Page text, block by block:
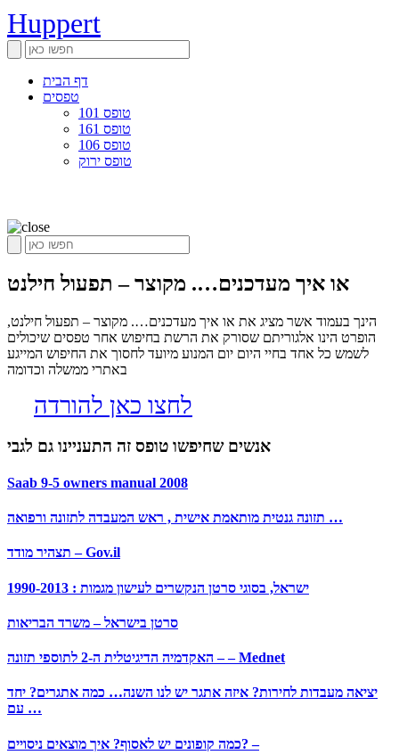
Huppert
דף הבית
טפסים
טופס 101
טופס 161
טופס 106
טופס ירוק
או איך מעדכנים…. מקוצר – תפעול חילנט
הינך בעמוד אשר מציג את או איך מעדכנים…. מקוצר – תפעול חילנט,
הופרט הינו אלגוריתם שסורק את הרשת בחיפוש אחר טפסים שיכולים
לשמש כל אחד בחיי היום יום המנוע מיועד לחסוך את החיפוש המייגע
באתרי ממשלה וכדומה
לחצו כאן להורדה
אנשים שחיפשו טופס זה התעניינו גם לגבי
Saab 9-5 owners manual 2008
תזונה גנטית מותאמת אישית , ראש המעבדה לתזונה ורפואה …
תצהיר מודד – Gov.il
1990-2013 : ישראל, בסוגי סרטן הנקשרים לעישון מגמות
סרטן בישראל – משרד הבריאות
האקדמיה הדיגיטלית ה-2 לתוספי תזונה – – Mednet
יציאה מעבדות לחירות? איזה אתגר יש לנו השנה… כמה אתגרים? יחד
עם …
כמה קופונים יש לאסוף? איך מוצאים ניסויים? –